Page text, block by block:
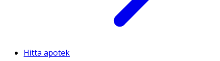
Hitta apotek